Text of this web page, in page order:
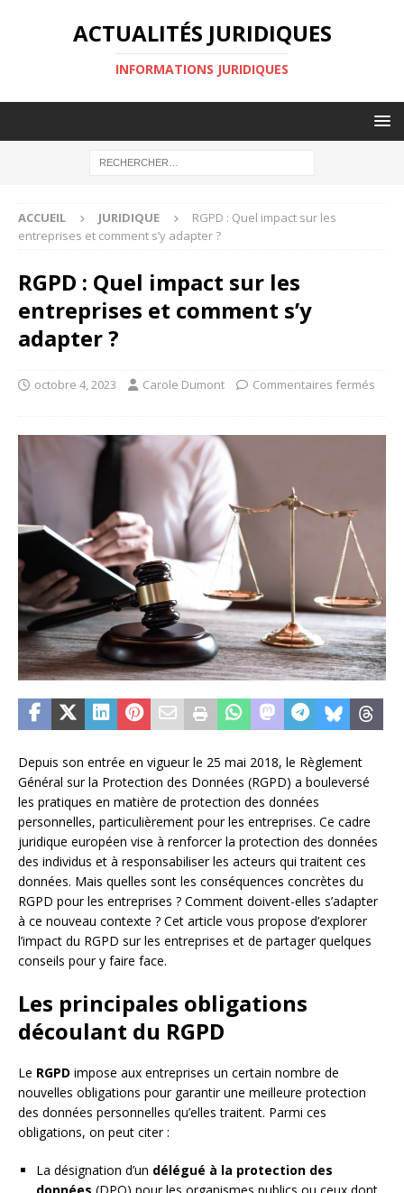
ACTUALITÉS JURIDIQUES
INFORMATIONS JURIDIQUES
ACCUEIL JURIDIQUE
RGPD : Quel impact sur les
entreprises et comment s’y adapter ?
RGPD : Quel impact sur les
entreprises et comment s’y
adapter ?
octobre 4, 2023 Carole Dumont Commentaires fermés
Depuis son entrée en vigueur le 25 mai 2018, le Règlement
Général sur la Protection des Données (RGPD) a bouleversé
les pratiques en matière de protection des données
personnelles, particulièrement pour les entreprises. Ce cadre
juridique européen vise à renforcer la protection des données
des individus et à responsabiliser les acteurs qui traitent ces
données. Mais quelles sont les conséquences concrètes du
RGPD pour les entreprises ? Comment doivent-elles s’adapter
à ce nouveau contexte ? Cet article vous propose d’explorer
l’impact du RGPD sur les entreprises et de partager quelques
conseils pour y faire face.
Les principales obligations
découlant du RGPD
Le RGPD impose aux entreprises un certain nombre de
nouvelles obligations pour garantir une meilleure protection
des données personnelles qu’elles traitent. Parmi ces
obligations, on peut citer :
La désignation d’un délégué à la protection des